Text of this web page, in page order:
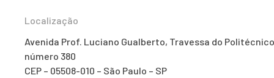
Localização
Avenida Prof. Luciano Gualberto, Travessa do
número 380
CEP – 05508-010 – São Paulo – SP